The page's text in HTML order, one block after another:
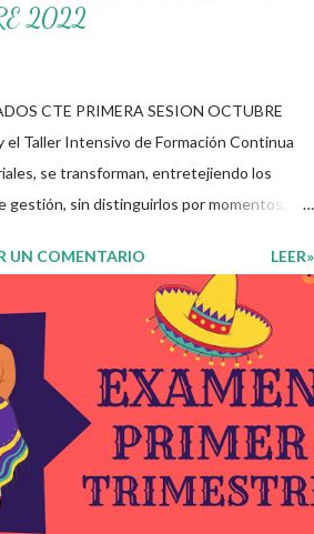
2022
CTE PRIMERA SESION OCTUBRE
el Taller Intensivo de Formación Continua
se transforman, entretejiendo los
gestión, sin distinguirlos por momentos, y
por niveles educativos. Desde la
el CTE y en correspondencia con la
propone que el colectivo docente tome
la gestión del tiempo acorde a las
las acciones que decidan emprender para
Plan de Estudio dentro y fuera de este
Ordinaria se les invita a que
acciones a realizar colaborativamente
a fin de atender las problemáticas
UN COMENTARIO LEER»